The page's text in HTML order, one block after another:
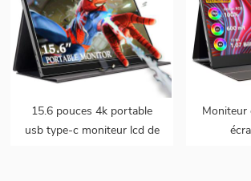
15.6 pouces 4k portable
usb type-c moniteur lcd de
Moniteur